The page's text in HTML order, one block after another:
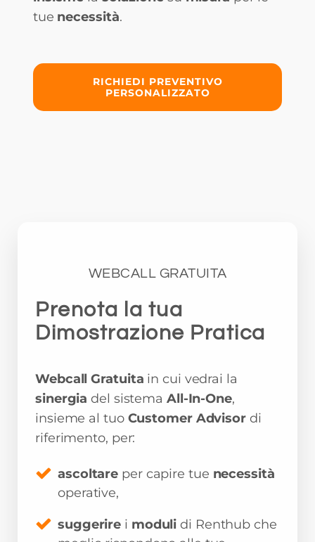
tue necessità.
RICHIEDI PREVENTIVO
PERSONALIZZATO
WEBCALL GRATUITA
Prenota la tua
Dimostrazione Pratica
Webcall Gratuita in cui vedrai la
sinergia del sistema All-In-One,
insieme al tuo Customer Advisordi
riferimento, per:
ascoltare per capire tue necessità
operative,
suggerire i moduli di Renthub che